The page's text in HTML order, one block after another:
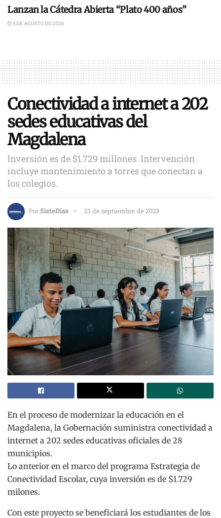
Lanzan la Cátedra Abierta “Plato 400 años”
5 DE AGOSTO DE 2026
Conectividad a internet a 202
sedes educativas del
Magdalena
Inversión es de $1.729 millones. Intervención
incluye mantenimiento a torres que conectan a
los colegios.
PorSieteDías 23 de septiembre de 2023
En el proceso de modernizar la educación en el
Magdalena, la Gobernación suministra conectividad a
internet a 202 sedes educativas oficiales de 28
municipios.
Lo anterior en el marco del programa Estrategia de
Conectividad Escolar, cuya inversión es de $1.729
milones.
Con este proyecto se beneficiará los estudiantes de los